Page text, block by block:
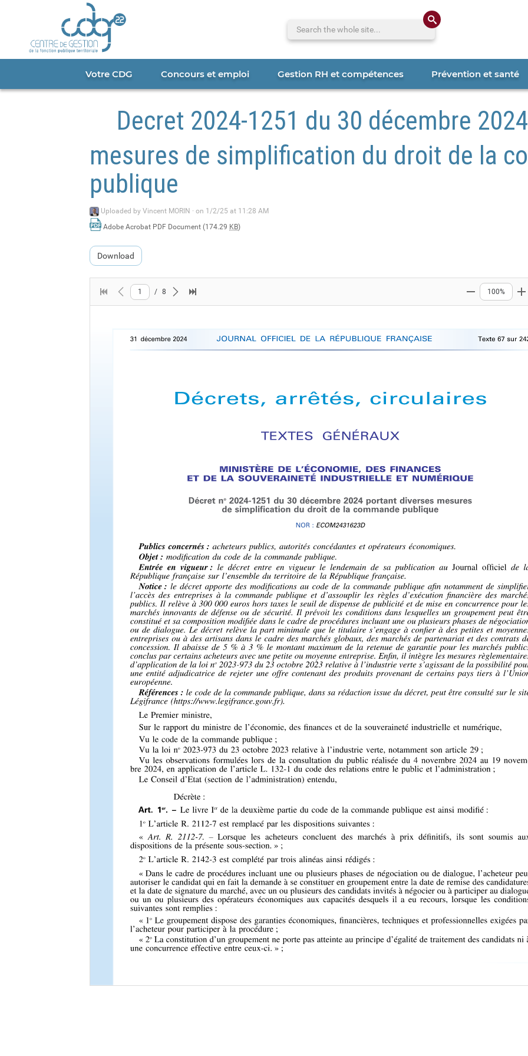
CDG
Search the whole
Votre CDG Concours et emploi Gestion RH et compétences Prévention et santé
Decret 2024-1251 du 30 décembre
mesures de simplification du droit de la
publique
Uploaded by Vincent MORIN · on 1/2/25 at 11:28 AM
Adobe Acrobat PDF Document (174.29 KB)
Download
First pagePrevious page
1 / 8
Next pageLast page Zoom out
100%
Cookies management panel